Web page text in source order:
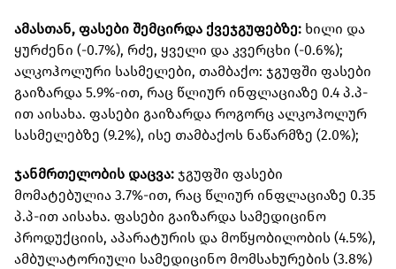
ამასთან, ფასები შემცირდა ქვეჯგუფებზე: ხილი და
ყურძენი (-0.7%), რძე, ყველი და კვერცხი (-0.6%);
ალკოჰოლური სასმელები, თამბაქო: ჯგუფში ფასები
გაიზარდა 5.9%-ით, რაც წლიურ ინფლაციაზე 0.4 პ.პ-
ით აისახა. ფასები გაიზარდა როგორც ალკოჰოლურ
სასმელებზე (9.2%), ისე თამბაქოს ნაწარმზე (2.0%);
ჯანმრთელობის დაცვა: ჯგუფში ფასები
მომატებულია 3.7%-ით, რაც წლიურ ინფლაციაზე 0.35
პ.პ-ით აისახა. ფასები გაიზარდა სამედიცინო
პროდუქციის, აპარატურის და მოწყობილობის (4.5%),
ამბულატორიული სამედიცინო მომსახურების (3.8%)